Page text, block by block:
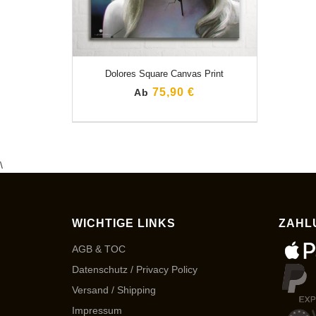
Dolores Square Canvas Print
Ab 75,90 €
\
WICHTIGE LINKS
AGB & TOC
Datenschutz / Privacy Policy
Versand / Shipping
Impressum